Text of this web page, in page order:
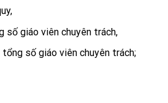
số giáo viên chuyên trách,
số giáo viên chuyên trách;